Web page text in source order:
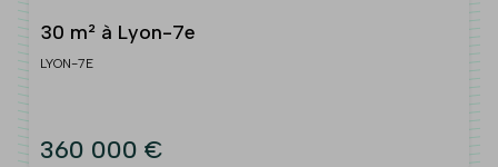
30 m² à Lyon-7e
LYON-7E
360 000 €